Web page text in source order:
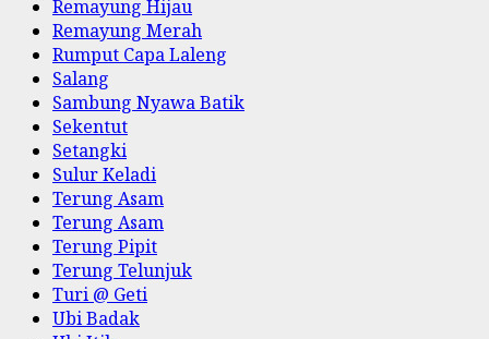
Remayung Hijau
Remayung Merah
Rumput Capa Laleng
Salang
Sambung Nyawa Batik
Sekentut
Setangki
Sulur Keladi
Terung Asam
Terung Asam
Terung Pipit
Terung Telunjuk
Turi @ Geti
Ubi Badak